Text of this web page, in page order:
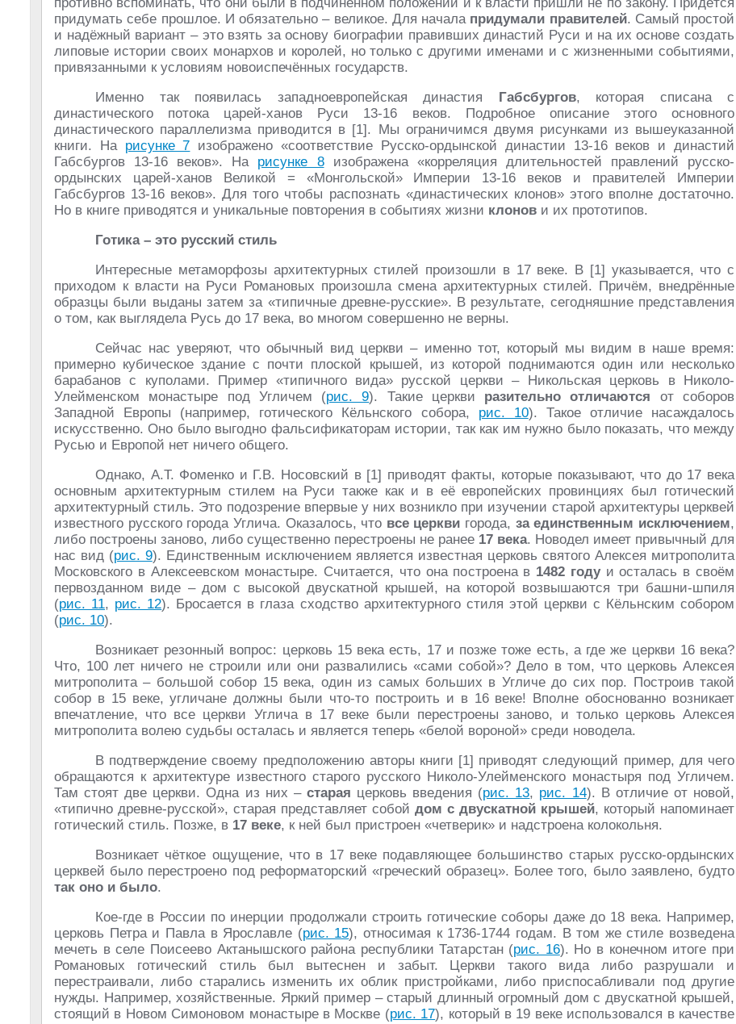
придумать себе прошлое. И обязательно – великое. Для начала придумали правителей. Самый простой
и надёжный вариант – это взять за основу биографии правивших династий Руси и на их основе создать
липовые истории своих монархов и королей, но только с другими именами и с жизненными событиями,
привязанными к условиям новоиспечённых государств.
Именно так появилась западноевропейская династия Габсбургов, которая списана с
династического потока царей-ханов Руси 13-16 веков. Подробное описание этого основного
династического параллелизма приводится в [1]. Мы ограничимся двумя рисунками из вышеуказанной
книги. На рисунке 7 изображено «соответствие Русско-ордынской династии 13-16 веков и династий
Габсбургов 13-16 веков». На рисунке 8изображена «корреляция длительностей правлений русско-
ордынских царей-ханов Великой = «Монгольской» Империи 13-16 веков и правителей Империи
Габсбургов 13-16 веков». Для того чтобы распознать «династических клонов» этого вполне достаточно.
Но в книге приводятся и уникальные повторения в событиях жизни клонов и их прототипов.
Готика – это русский стиль
Интересные метаморфозы архитектурных стилей произошли в 17 веке. В [1] указывается, что с
приходом к власти на Руси Романовых произошла смена архитектурных стилей. Причём, внедрённые
образцы были выданы затем за «типичные древне-русские». В результате, сегодняшние представления
о том, как выглядела Русь до 17 века, во многом совершенно не верны.
Сейчас нас уверяют, что обычный вид церкви – именно тот, который мы видим в наше время:
примерно кубическое здание с почти плоской крышей, из которой поднимаются один или несколько
барабанов с куполами. Пример «типичного вида» русской церкви – Никольская церковь в Николо-
Улейменском монастыре под Угличем (рис. 9). Такие церкви разительно отличаются от соборов
Западной Европы (например, готического Кёльнского собора, рис. 10). Такое отличие насаждалось
искусственно. Оно было выгодно фальсификаторам истории, так как им нужно было показать, что между
Русью и Европой нет ничего общего.
Однако, А.Т. Фоменко и Г.В. Носовский в [1] приводят факты, которые показывают, что до 17 века
основным архитектурным стилем на Руси также как и в её европейских провинциях был готический
архитектурный стиль. Это подозрение впервые у них возникло при изучении старой архитектуры церквей
известного русского города Углича. Оказалось, что все церкви города, за единственным исключением,
либо построены заново, либо существенно перестроены не ранее 17 века. Новодел имеет привычный для
нас вид (рис. 9). Единственным исключением является известная церковь святого Алексея митрополита
Московского в Алексеевском монастыре. Считается, что она построена в 1482 годуи осталась в своём
первозданном виде – дом с высокой двускатной крышей, на которой возвышаются три башни-шпиля
(рис. 11, рис. 12). Бросается в глаза сходство архитектурного стиля этой церкви с Кёльнским собором
(рис. 10).
Возникает резонный вопрос: церковь 15 века есть, 17 и позже тоже есть, а где же церкви 16 века?
Что, 100 лет ничего не строили или они развалились «сами собой»? Дело в том, что церковь Алексея
митрополита – большой собор 15 века, один из самых больших в Угличе до сих пор. Построив такой
собор в 15 веке, угличане должны были что-то построить и в 16 веке! Вполне обоснованно возникает
впечатление, что все церкви Углича в 17 веке были перестроены заново, и только церковь Алексея
митрополита волею судьбы осталась и является теперь «белой вороной» среди новодела.
В подтверждение своему предположению авторы книги [1] приводят следующий пример, для чего
обращаются к архитектуре известного старого русского Николо-Улейменского монастыря под Угличем.
Там стоят две церкви. Одна из них – старая церковь введения (рис. 13, рис. 14). В отличие от новой,
«типично древне-русской», старая представляет собой дом с двускатной крышей, который напоминает
готический стиль. Позже, в 17 веке, к ней был пристроен «четверик» и надстроена колокольня.
Возникает чёткое ощущение, что в 17 веке подавляющее большинство старых русско-ордынских
церквей было перестроено под реформаторский «греческий образец». Более того, было заявлено, будто
так оно и было.
Кое-где в России по инерции продолжали строить готические соборы даже до 18 века. Например,
церковь Петра и Павла в Ярославле (рис. 15), относимая к 1736-1744 годам. В том же стиле возведена
мечеть в селе Поисеево Актанышского района республики Татарстан (рис. 16). Но в конечном итоге при
Романовых готический стиль был вытеснен и забыт. Церкви такого вида либо разрушали и
перестраивали, либо старались изменить их облик пристройками, либо приспосабливали под другие
нужды. Например, хозяйственные. Яркий пример – старый длинный огромный дом с двускатной крышей,
стоящий в Новом Симоновом монастыре в Москве (рис. 17), который в 19 веке использовался в качестве